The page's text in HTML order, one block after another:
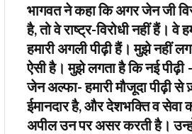
भागवत ने कहा कि अगर जेन जी
है, तो वे राष्ट्र-विरोधी नहीं हैं। वे
हमारी अगली पीढ़ी हैं। मुझे नहीं
ऐसी है। मुझे लगता है कि नई
जेन अल्फा- हमारी मौजूदा पीढ़ी से
ईमानदार है, और देशभक्ति व सेवा
अपील उन पर असर करती है।